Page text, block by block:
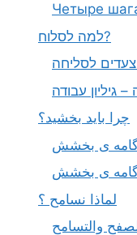
Четыре
למה לסלוח?
לסליחה
עבודה
چرا باید بخشید؟
گامه ی بخشش
لماذا نسامح ؟
والتسامح